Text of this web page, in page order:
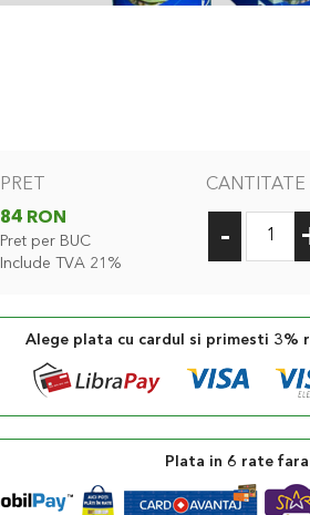
PRET
84 RON
Pret per BUC
Include TVA 21%
CANTITATE
-
Alege plata cu cardul si primesti 3%
Plata in 6 rate